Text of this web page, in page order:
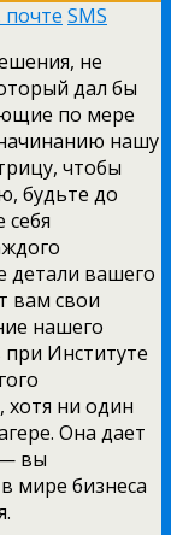
почте SMS
не
дал бы
по мере
нашу
чтобы
будьте до
детали вашего
вам свои
нашего
Институте
хотя ни один
Она дает
вы
мире бизнеса